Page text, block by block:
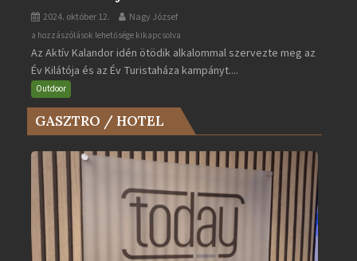
2024. október 12. Nagy József
Az
Év
Kilátója
és
az
Év
bejegyzéshez
a hozzászólások lehetősége kikapcsolva
Az Aktív Kalandor idén ötödik alkalommal szervezte meg az
Év Kilátója és az Év Turistaháza kampányt....
Outdoor
GASZTRO / HOTEL